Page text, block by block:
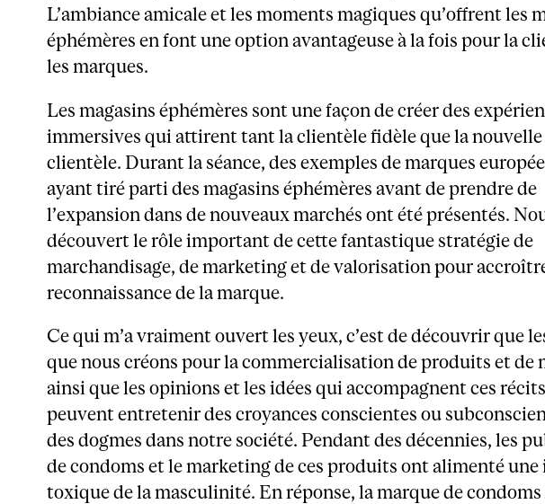
L’ambiance amicale et les moments magiques qu’offrent les
éphémères en font une option avantageuse à la fois pour la
les marques.
Les magasins éphémères sont une façon de créer des
immersives qui attirent tant la clientèle fidèle que la nouvelle
clientèle. Durant la séance, des exemples de marques
ayant tiré parti des magasins éphémères avant de prendre de
l’expansion dans de nouveaux marchés ont été présentés.
découvert le rôle important de cette fantastique stratégie de
marchandisage, de marketing et de valorisation pour
reconnaissance de la marque.
Ce qui m’a vraiment ouvert les yeux, c’est de découvrir que
que nous créons pour la commercialisation de produits et de
ainsi que les opinions et les idées qui accompagnent ces
peuvent entretenir des croyances conscientes ou
des dogmes dans notre société. Pendant des décennies, les
de condoms et le marketing de ces produits ont alimenté une
toxique de la masculinité. En réponse, la marque de condoms